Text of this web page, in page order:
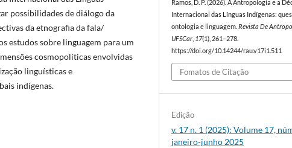
possibilidades de diálogo da
da etnografia da fala/
estudos sobre linguagem para um
cosmopolíticas envolvidas
linguísticas e
indígenas.
Ramos, D. P. (2026). A Antropologia e a
Internacional das Línguas Indígenas:
ontologia e linguagem.Revista De
UFSCar 17(1), 261–278.
https://doi.org/10.14244/rau.v17i1.511
Fomatos de Citação
Edição
v. 17 n. 1 (2025): Volume 17,
janeiro-junho 2025